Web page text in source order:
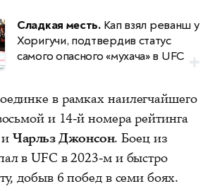
Сладкая месть.Кап взял реванш у
Хоригучи, подтвердив статус
самого опасного «мухача» в UFC
в рамках наилегчайшего
и 14-й номера рейтинга
и Чарльз Джонсон. Боец из
в UFC в 2023-м и быстро
добыв 6 побед в семи боях.